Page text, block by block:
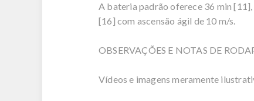
A bateria padrão oferece 36 min
[16] com ascensão ágil de 10 m/s.
OBSERVAÇÕES E NOTAS DE
Vídeos e imagens meramente